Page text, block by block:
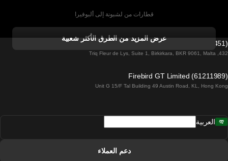
قطارات من لشبونة إلى ألبوفيرا
قطارات من ألبوفيرا إلى لشبونة
قطارات من لشبونة إلى لاغوس
قطارات من لشبونة إلى مدريد
عرض المزيد من الطرق الأكثر شعبية
Firebird GT Limited (OC 1451)
432, Triq Fleur de Lys, Suite 1, Birkirkara, BKR 9061, Malta
Firebird GT Limited (61211989)
Unit G 15/F Tal Building 49 Austin Road, KL, Hong Kong
العربية
دعم العملاء